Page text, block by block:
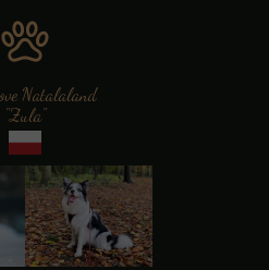
Natalaland
"Zula"